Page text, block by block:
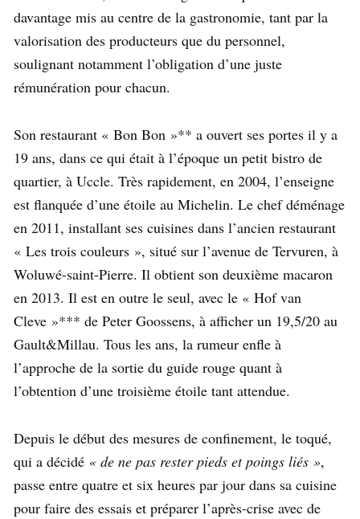
davantage mis au centre de la gastronomie, tant par la
valorisation des producteurs que du personnel,
soulignant notamment l’obligation d’une juste
rémunération pour chacun.
Son restaurant « Bon Bon »** a ouvert ses portes il y a
19 ans, dans ce qui était à l’époque un petit bistro de
quartier, à Uccle. Très rapidement, en 2004, l’enseigne
est flanquée d’une étoile au Michelin. Le chef déménage
en 2011, installant ses cuisines dans l’ancien restaurant
« Les trois couleurs », situé sur l’avenue de Tervuren, à
Woluwé-saint-Pierre. Il obtient son deuxième macaron
en 2013. Il est en outre le seul, avec le « Hof van
Cleve »*** de Peter Goossens, à afficher un 19,5/20 au
Gault&Millau. Tous les ans, la rumeur enfle à
l’approche de la sortie du guide rouge quant à
l’obtention d’une troisième étoile tant attendue.
Depuis le début des mesures de confinement, le toqué,
qui a décidé « de ne pas rester pieds et poings liés »,
passe entre quatre et six heures par jour dans sa cuisine
pour faire des essais et préparer l’après-crise avec de